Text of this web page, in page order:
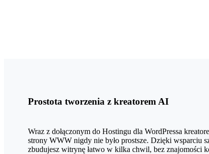
Prostota tworzenia z kreatorem AI
Wraz z dołączonym do Hostingu dla WordPressa
strony WWW nigdy nie było prostsze. Dzięki wsparciu
zbudujesz witrynę łatwo w kilka chwil, bez znajomości